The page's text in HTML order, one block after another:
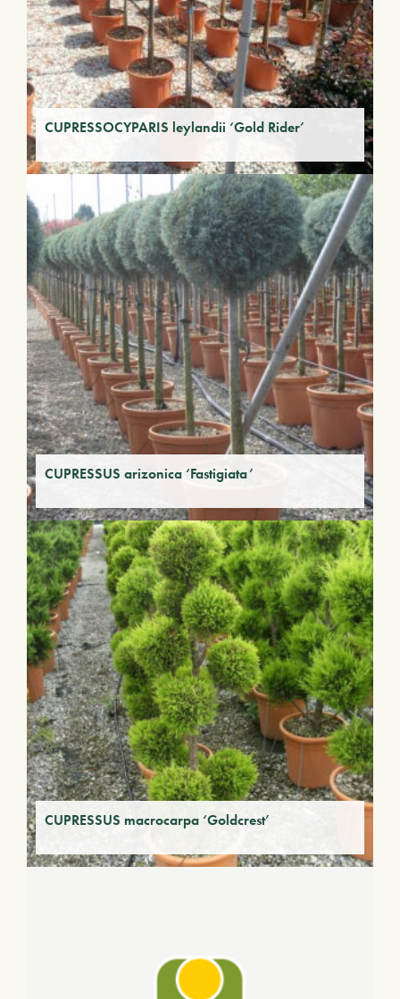
CUPRESSOCYPARIS leylandii ‘Gold Rider’
CUPRESSUS arizonica ‘Fastigiata’
CUPRESSUS macrocarpa ‘Goldcrest’